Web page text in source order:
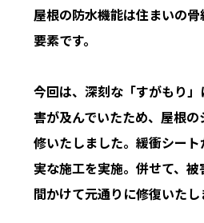
屋根の防水機能は住まいの
要素です。
今回は、深刻な「すがもり
害が及んでいたため、屋根
修いたしました。緩衝シー
実な施工を実施。併せて、
間かけて元通りに修復いたし